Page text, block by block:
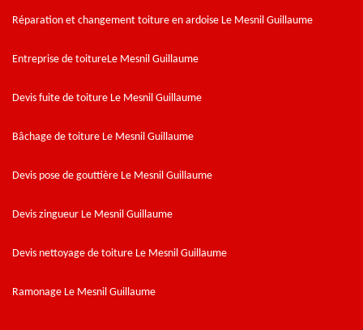
Réparation et changement toiture en ardoise Le Mesnil Guillaume
Entreprise de toitureLe Mesnil Guillaume
Devis fuite de toiture Le Mesnil Guillaume
Bâchage de toiture Le Mesnil Guillaume
Devis pose de gouttière Le Mesnil Guillaume
Devis zingueur Le Mesnil Guillaume
Devis nettoyage de toiture Le Mesnil Guillaume
Ramonage Le Mesnil Guillaume